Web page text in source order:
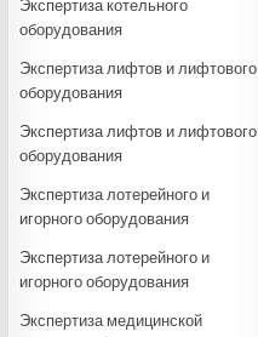
Экспертиза котельного
оборудования
Экспертиза лифтов и лифтового
оборудования
Экспертиза лифтов и лифтового
оборудования
Экспертиза лотерейного и
игорного оборудования
Экспертиза лотерейного и
игорного оборудования
Экспертиза медицинской